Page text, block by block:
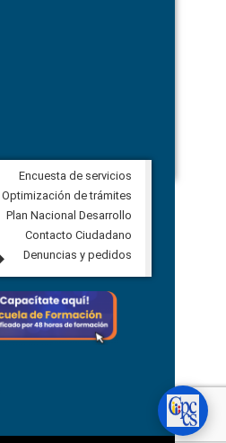
Veeduría Ciudadana para vigilar la
construcción del asfaltado de
Ballenita del cantón Santa Elena
7 agosto, 2026
Next
Encuesta de servicios
Optimización de trámites
Plan Nacional Desarrollo
Contacto Ciudadano
Denuncias y pedidos